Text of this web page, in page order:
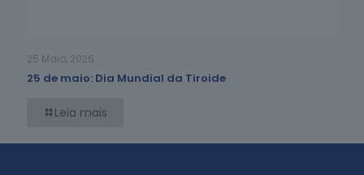
25 Maio, 2026
25 de maio: Dia Mundial da Tiroide
Leia mais